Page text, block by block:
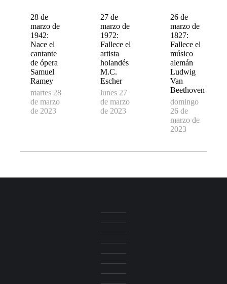
28 de
marzo de
1942:
Nace el
cantante
de ópera
Samuel
Ramey
martes 28
de marzo
de 2023
27 de
marzo de
1972:
Fallece el
artista
holandés
M.C.
Escher
lunes 27
de marzo
de 2023
26 de
marzo de
1827:
Fallece el
músico
alemán
Ludwig
Van
Beethoven
domingo
26 de
marzo de
2023